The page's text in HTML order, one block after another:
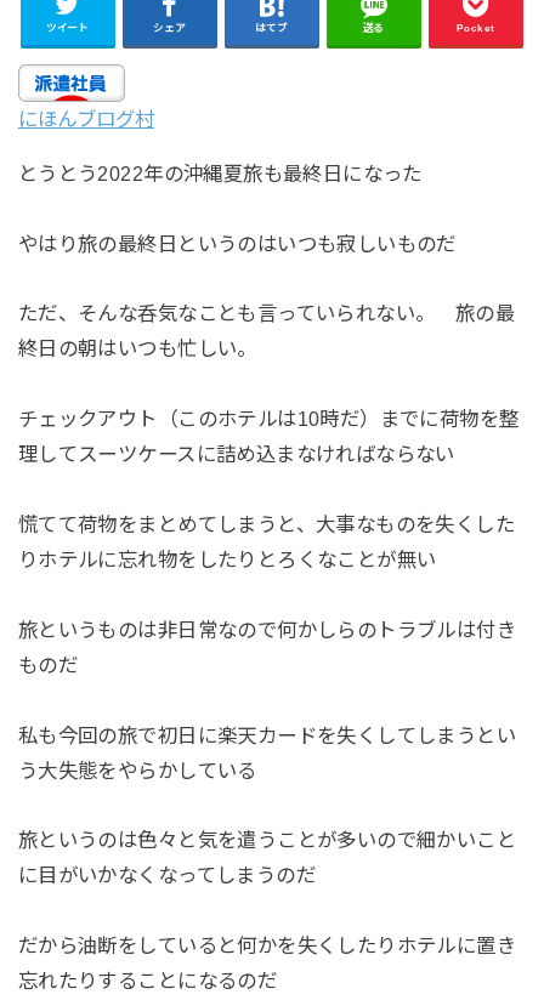
ツイート シェア はてブ 送る Pocket
にほんブログ村
とうとう2022年の沖縄夏旅も最終日になった
やはり旅の最終日というのはいつも寂しいものだ
ただ、そんな呑気なことも言っていられない。 旅の最
終日の朝はいつも忙しい。
チェックアウト（このホテルは10時だ）までに荷物を整
理してスーツケースに詰め込まなければならない
慌てて荷物をまとめてしまうと、大事なものを失くした
りホテルに忘れ物をしたりとろくなことが無い
旅というものは非日常なので何かしらのトラブルは付き
ものだ
私も今回の旅で初日に楽天カードを失くしてしまうとい
う大失態をやらかしている
旅というのは色々と気を遣うことが多いので細かいこと
に目がいかなくなってしまうのだ
だから油断をしていると何かを失くしたりホテルに置き
忘れたりすることになるのだ